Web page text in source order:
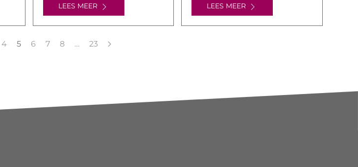
LEES MEER LEES MEER
4 5 6 7 8 … 23